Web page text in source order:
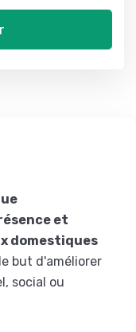
et
domestiques
but d'améliorer
social ou